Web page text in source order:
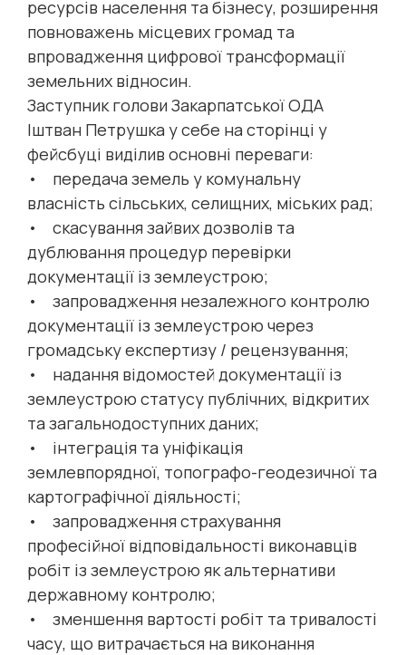
ресурсів населення та бізнесу, розширення
повноважень місцевих громад та
впровадження цифрової трансформації
земельних відносин.
Заступник голови Закарпатської ОДА
Іштван Петрушка у себе на сторінці у
фейсбуці виділив основні переваги:
• передача земель у комунальну
власність сільських, селищних, міських рад;
• скасування зайвих дозволів та
дублювання процедур перевірки
документації із землеустрою;
• запровадження незалежного контролю
документації із землеустрою через
громадську експертизу / рецензування;
• надання відомостей документації із
землеустрою статусу публічних, відкритих
та загальнодоступних даних;
• інтеграція та уніфікація
землевпорядної, топографо-геодезичної та
картографічної діяльності;
• запровадження страхування
професійної відповідальності виконавців
робіт із землеустрою як альтернативи
державному контролю;
• зменшення вартості робіт та тривалості
часу, що витрачається на виконання